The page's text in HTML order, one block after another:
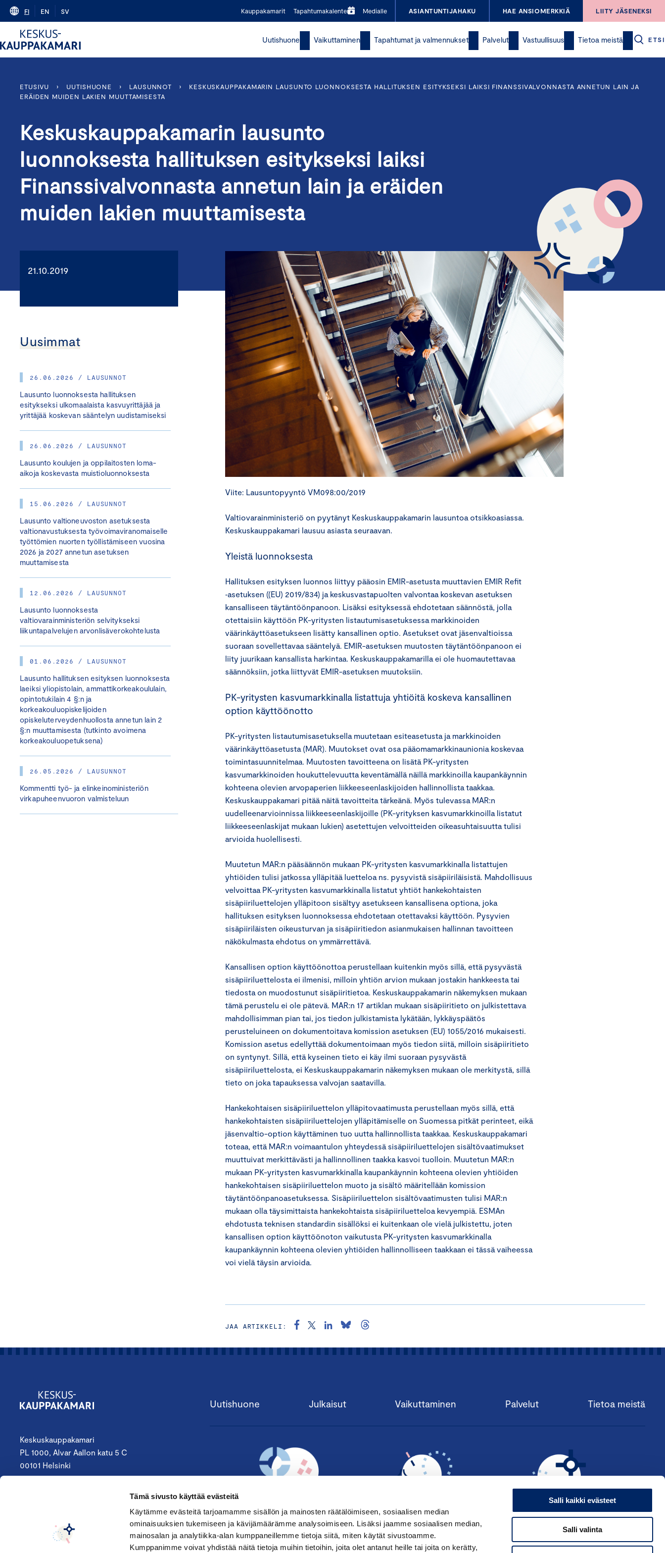
Tämä sivusto käyttää evästeitä
Käytämme evästeitä tarjoamamme sisällön ja mainosten räätälöimiseen, sosiaalisen median
ominaisuuksien tukemiseen ja kävijämäärämme analysoimiseen. Lisäksi jaamme sosiaalisen median,
mainosalan ja analytiikka-alan kumppaneillemme tietoja siitä, miten käytät sivustoamme.
Kumppanimme voivat yhdistää näitä tietoja muihin tietoihin, joita olet antanut heille tai joita on kerätty,
Salli kaikki evästeet
Salli valinta
Skip
content
FI EN SV Kauppakamarit Tapahtumakalenteri Medialle ASIANTUNTIJAHAKU HAE ANSIOMERKKIÄ LIITY JÄSENEKSI
Uutishuone Vaikuttaminen Tapahtumat ja valmennukset Palvelut Vastuullisuus Tietoa meistä ETSI
ETUSIVU › UUTISHUONE › LAUSUNNOT ›
KESKUSKAUPPAKAMARIN LAUSUNTO LUONNOKSESTA HALLITUKSEN ESITYKSEKSI LAIKSI FINANSSIVALVONNASTA ANNETUN LAIN JA
ERÄIDEN MUIDEN LAKIEN MUUTTAMISESTA
Keskuskauppakamarin lausunto
luonnoksesta hallituksen esitykseksi laiksi
Finanssivalvonnasta annetun lain ja eräiden
muiden lakien muuttamisesta
21.10.2019
Uusimmat
26.06.2026 / LAUSUNNOT
Lausunto luonnoksesta hallituksen
esitykseksi ulkomaalaista kasvuyrittäjää ja
yrittäjää koskevan sääntelyn uudistamiseksi
26.06.2026 / LAUSUNNOT
Lausunto koulujen ja oppilaitosten loma-
aikoja koskevasta muistioluonnoksesta
15.06.2026 / LAUSUNNOT
Lausunto valtioneuvoston asetuksesta
valtionavustuksesta työvoimaviranomaiselle
työttömien nuorten työllistämiseen vuosina
2026 ja 2027 annetun asetuksen
muuttamisesta
12.06.2026 / LAUSUNNOT
Lausunto luonnoksesta
valtiovarainministeriön selvitykseksi
liikuntapalvelujen arvonlisäverokohtelusta
01.06.2026 / LAUSUNNOT
Lausunto hallituksen esityksen luonnoksesta
laeiksi yliopistolain, ammattikorkeakoululain,
opintotukilain 4 §:n ja
korkeakouluopiskelijoiden
opiskeluterveydenhuollosta annetun lain 2
§:n muuttamisesta (tutkinto avoimena
korkeakouluopetuksena)
26.05.2026 / LAUSUNNOT
Kommentti työ- ja elinkeinoministeriön
virkapuheenvuoron valmisteluun
Viite: Lausuntopyyntö VM098:00/2019
Valtiovarainministeriö on pyytänyt Keskuskauppakamarin lausuntoa otsikkoasiassa.
Keskuskauppakamari lausuu asiasta seuraavan.
Yleistä luonnoksesta
Hallituksen esityksen luonnos liittyy pääosin EMIR-asetusta muuttavien EMIR Refit
‑asetuksen ((EU) 2019/834) ja keskusvastapuolten valvontaa koskevan asetuksen
kansalliseen täytäntöönpanoon. Lisäksi esityksessä ehdotetaan säännöstä, jolla
otettaisiin käyttöön PK-yritysten listautumisasetuksessa markkinoiden
väärinkäyttöasetukseen lisätty kansallinen optio. Asetukset ovat jäsenvaltioissa
suoraan sovellettavaa sääntelyä. EMIR-asetuksen muutosten täytäntöönpanoon ei
liity juurikaan kansallista harkintaa. Keskuskauppakamarilla ei ole huomautettavaa
säännöksiin, jotka liittyvät EMIR-asetuksen muutoksiin.
PK-yritysten kasvumarkkinalla listattuja yhtiöitä koskeva kansallinen
option käyttöönotto
PK-yritysten listautumisasetuksella muutetaan esiteasetusta ja markkinoiden
väärinkäyttöasetusta (MAR). Muutokset ovat osa pääomamarkkinaunionia koskevaa
toimintasuunnitelmaa. Muutosten tavoitteena on lisätä PK-yritysten
kasvumarkkinoiden houkuttelevuutta keventämällä näillä markkinoilla kaupankäynnin
kohteena olevien arvopaperien liikkeeseenlaskijoiden hallinnollista taakkaa.
Keskuskauppakamari pitää näitä tavoitteita tärkeänä. Myös tulevassa MAR:n
uudelleenarvioinnissa liikkeeseenlaskijoille (PK-yrityksen kasvumarkkinoilla listatut
liikkeeseenlaskijat mukaan lukien) asetettujen velvoitteiden oikeasuhtaisuutta tulisi
arvioida huolellisesti.
Muutetun MAR:n pääsäännön mukaan PK-yritysten kasvumarkkinalla listattujen
yhtiöiden tulisi jatkossa ylläpitää luetteloa ns. pysyvistä sisäpiiriläisistä. Mahdollisuus
velvoittaa PK-yritysten kasvumarkkinalla listatut yhtiöt hankekohtaisten
sisäpiiriluettelojen ylläpitoon sisältyy asetukseen kansallisena optiona, joka
hallituksen esityksen luonnoksessa ehdotetaan otettavaksi käyttöön. Pysyvien
sisäpiiriläisten oikeusturvan ja sisäpiiritiedon asianmukaisen hallinnan tavoitteen
näkökulmasta ehdotus on ymmärrettävä.
Kansallisen option käyttöönottoa perustellaan kuitenkin myös sillä, että pysyvästä
sisäpiiriluettelosta ei ilmenisi, milloin yhtiön arvion mukaan jostakin hankkeesta tai
tiedosta on muodostunut sisäpiiritietoa. Keskuskauppakamarin näkemyksen mukaan
tämä perustelu ei ole pätevä. MAR:n 17 artiklan mukaan sisäpiiritieto on julkistettava
mahdollisimman pian tai, jos tiedon julkistamista lykätään, lykkäyspäätös
perusteluineen on dokumentoitava komission asetuksen (EU) 1055/2016 mukaisesti.
Komission asetus edellyttää dokumentoimaan myös tiedon siitä, milloin sisäpiiritieto
on syntynyt. Sillä, että kyseinen tieto ei käy ilmi suoraan pysyvästä
sisäpiiriluettelosta, ei Keskuskauppakamarin näkemyksen mukaan ole merkitystä, sillä
tieto on joka tapauksessa valvojan saatavilla.
Hankekohtaisen sisäpiiriluettelon ylläpitovaatimusta perustellaan myös sillä, että
hankekohtaisten sisäpiiriluettelojen ylläpitämiselle on Suomessa pitkät perinteet, eikä
jäsenvaltio-option käyttäminen tuo uutta hallinnollista taakkaa. Keskuskauppakamari
toteaa, että MAR:n voimaantulon yhteydessä sisäpiiriluettelojen sisältövaatimukset
muuttuivat merkittävästi ja hallinnollinen taakka kasvoi tuolloin. Muutetun MAR:n
mukaan PK-yritysten kasvumarkkinalla kaupankäynnin kohteena olevien yhtiöiden
hankekohtaisen sisäpiiriluettelon muoto ja sisältö määritellään komission
täytäntöönpanoasetuksessa. Sisäpiiriluettelon sisältövaatimusten tulisi MAR:n
mukaan olla täysimittaista hankekohtaista sisäpiiriluetteloa kevyempiä. ESMAn
ehdotusta teknisen standardin sisällöksi ei kuitenkaan ole vielä julkistettu, joten
kansallisen option käyttöönoton vaikutusta PK-yritysten kasvumarkkinalla
kaupankäynnin kohteena olevien yhtiöiden hallinnolliseen taakkaan ei tässä vaiheessa
voi vielä täysin arvioida.
JAA ARTIKKELI:
Keskuskauppakamari
PL 1000, Alvar Aallon katu 5 C
00101 Helsinki
keskuskauppakamari@chamber.fi
Seuraa meitä:
Uutishuone Julkaisut Vaikuttaminen Palvelut Tietoa meistä
TILAA UUTISKIRJE › LIITY JÄSENEKSI › HAE ANSIOMERKKIÄ ›